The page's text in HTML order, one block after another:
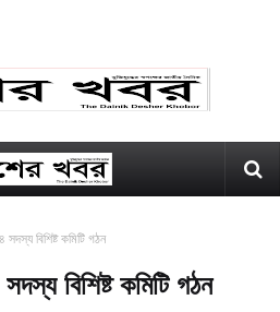
বিশিষ্ট কমিটি গঠন
বিশিষ্ট কমিটি গঠন